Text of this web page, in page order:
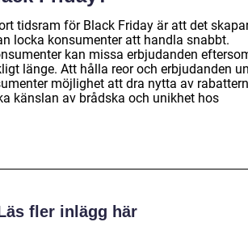
tidsram för Black Friday är att det
locka konsumenter att handla snabbt.
kan missa erbjudanden
länge. Att hålla reor och erbjudanden
möjlighet att dra nytta av
känslan av brådska och unikhet hos
fler inlägg här